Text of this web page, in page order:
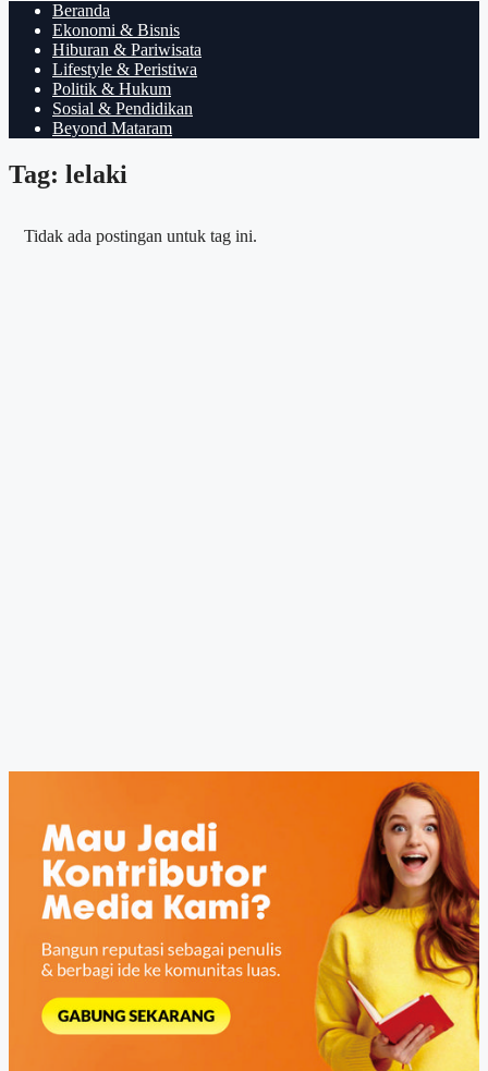
Beranda
Ekonomi & Bisnis
Hiburan & Pariwisata
Lifestyle & Peristiwa
Politik & Hukum
Sosial & Pendidikan
Beyond Mataram
Tag: lelaki
Tidak ada postingan untuk tag ini.